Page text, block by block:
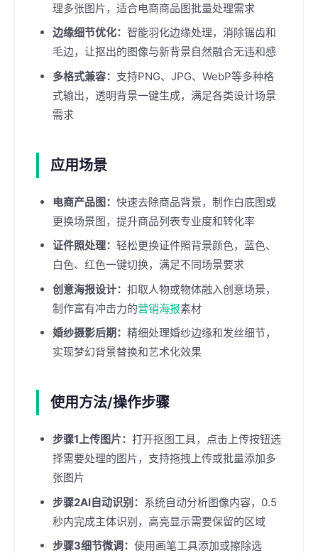
理多张图片，适合电商商品图批量处理需求
边缘细节优化： 智能羽化边缘处理，消除锯齿和
毛边，让抠出的图像与新背景自然融合无违和感
多格式兼容： 支持PNG、JPG、WebP等多种格
式输出，透明背景一键生成，满足各类设计场景
需求
应用场景
电商产品图： 快速去除商品背景，制作白底图或
更换场景图，提升商品列表专业度和转化率
证件照处理： 轻松更换证件照背景颜色，蓝色、
白色、红色一键切换，满足不同场景要求
创意海报设计： 扣取人物或物体融入创意场景，
制作富有冲击力的营销海报素材
婚纱摄影后期： 精细处理婚纱边缘和发丝细节，
实现梦幻背景替换和艺术化效果
使用方法/操作步骤
步骤1上传图片： 打开抠图工具，点击上传按钮选
择需要处理的图片，支持拖拽上传或批量添加多
张图片
步骤2AI自动识别： 系统自动分析图像内容，0.5
秒内完成主体识别，高亮显示需要保留的区域
步骤3细节微调： 使用画笔工具添加或擦除选